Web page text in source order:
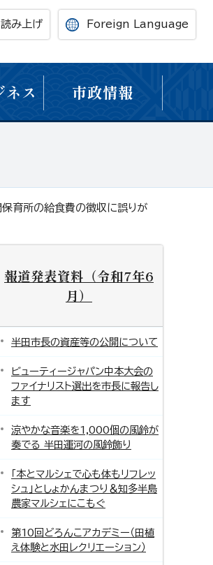
読み上げ Foreign Language
ネス 市政情報
育所の給食費の徴収に誤りが
報道発表資料（令和7年6
月）
半田市長の資産等の公開について
ビューティージャパン中本大会の
ファイナリスト選出を市長に報告し
ます
涼やかな音楽を1,000個の風鈴が
奏でる 半田運河の風鈴飾り
「本とマルシェで心も体もリフレッ
シュ」としょかんまつり＆知多半島
農家マルシェにこもぐ
第10回どろんこアカデミー（田植
え体験と水田レクリエーション）